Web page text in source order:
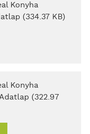
Konyha
(334.37 KB)
Konyha
(322.97